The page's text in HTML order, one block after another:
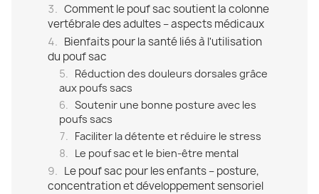
Comment le pouf sac soutient la colonne
vertébrale des adultes – aspects médicaux
Bienfaits pour la santé liés à l'utilisation
du pouf sac
Réduction des douleurs dorsales grâce
aux poufs sacs
Soutenir une bonne posture avec les
poufs sacs
Faciliter la détente et réduire le stress
Le pouf sac et le bien-être mental
Le pouf sac pour les enfants – posture,
concentration et développement sensoriel